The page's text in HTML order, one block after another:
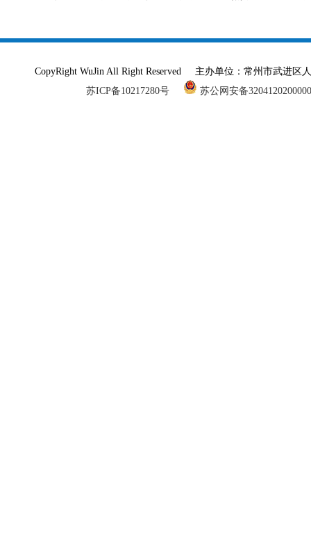
CopyRight WuJin All Right Reserved 主办单位：常州市武进
苏ICP备10217280号
苏公网安备